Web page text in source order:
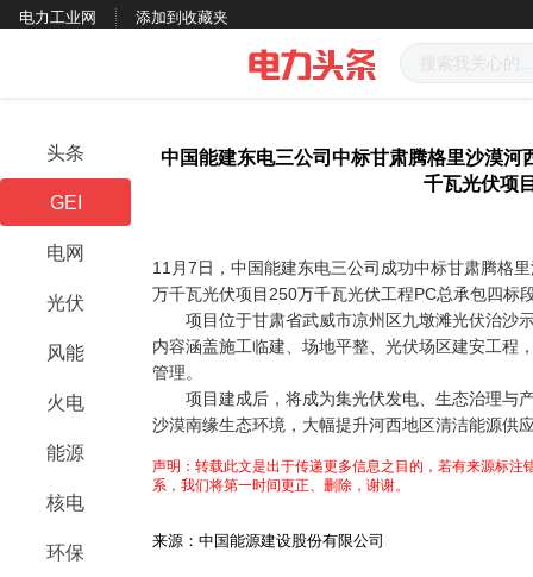
电力工业网 添加到收藏夹
头条
GEI
电网
光伏
风能
火电
能源
核电
环保
中国能建东电三公司中标甘肃腾格里沙漠
千瓦光伏项
11月7日，中国能建东电三公司成功中标甘肃腾格
万千瓦光伏项目250万千瓦光伏工程PC总承包四标
项目位于甘肃省武威市凉州区九墩滩光伏治沙
内容涵盖施工临建、场地平整、光伏场区建安工程
管理。
项目建成后，将成为集光伏发电、生态治理与
沙漠南缘生态环境，大幅提升河西地区清洁能源供
声明：转载此文是出于传递更多信息之目的，若有来源标
系，我们将第一时间更正、删除，谢谢。
来源：中国能源建设股份有限公司